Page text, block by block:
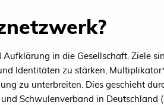
in die Gesellschaft. Ziele
Identitäten zu stärken,
zu unterbreiten. Dies geschieht
Schwulenverband in Deutschland